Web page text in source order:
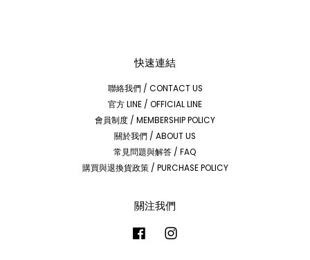
快速連結
聯絡我們 / CONTACT US
官方 LINE / OFFICIAL LINE
會員制度 / MEMBERSHIP POLICY
關於我們 / ABOUT US
常見問題與解答 / FAQ
購買與退換貨政策 / PURCHASE POLICY
關注我們
Facebook